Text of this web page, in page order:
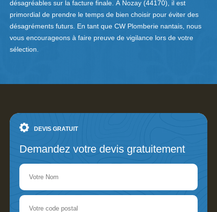
désagréables sur la facture finale. À Nozay (44170), il est
primordial de prendre le temps de bien choisir pour éviter des
désagréments futurs. En tant que CW Plomberie nantais, nous
vous encourageons à faire preuve de vigilance lors de votre
sélection.
DEVIS GRATUIT
Demandez votre devis gratuitement